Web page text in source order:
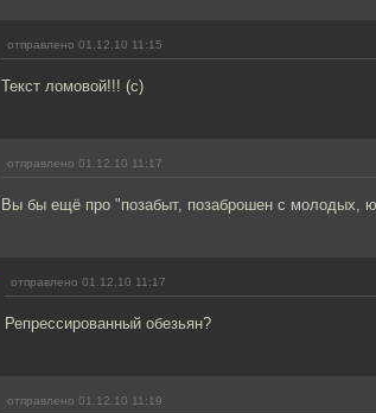
отправлено 01.12.10 11:15
Текст ломовой!!! (с)
отправлено 01.12.10 11:17
Вы бы ещё про "позабыт, позаброшен с молодых,
отправлено 01.12.10 11:17
Репрессированный обезьян?
отправлено 01.12.10 11:19